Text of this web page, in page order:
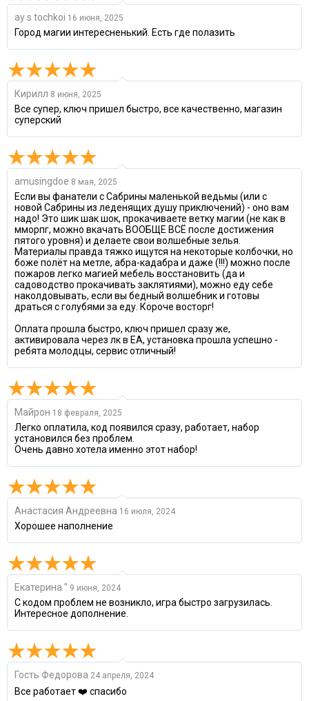
ay s tochkoi 16 июня, 2025
Город магии интересненький. Есть где полазить
Кирилл 8 июня, 2025
Все супер, ключ пришел быстро, все качественно, магазин
суперский
amusingdoe 8 мая, 2025
Если вы фанатели с Сабрины маленькой ведьмы (или с
новой Сабрины из леденящих душу приключений) - оно вам
надо! Это шик шак шок, прокачиваете ветку магии (не как в
мморпг, можно вкачать ВООБЩЕ ВСЁ после достижения
пятого уровня) и делаете свои волшебные зелья.
Материалы правда тяжко ищутся на некоторые колбочки, но
боже полёт на метле, абра-кадабра и даже (!!!) можно после
пожаров легко магией мебель восстановить (да и
садоводство прокачивать заклятиями), можно еду себе
наколдовывать, если вы бедный волшебник и готовы
драться с голубями за еду. Короче восторг!
Оплата прошла быстро, ключ пришел сразу же,
активировала через лк в EA, установка прошла успешно -
ребята молодцы, сервис отличный!
Майрон 18 февраля, 2025
Легко оплатила, код появился сразу, работает, набор
установился без проблем.
Очень давно хотела именно этот набор!
Анастасия Андреевна 16 июля, 2024
Хорошее наполнение
Екатерина " 9 июня, 2024
С кодом проблем не возникло, игра быстро загрузилась.
Интересное дополнение.
Гость Федорова 24 апреля, 2024
Все работает ❤️ спасибо